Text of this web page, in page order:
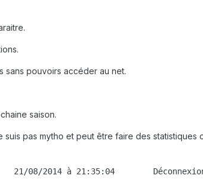
sans pouvoirs accéder au net.
saison.
pas mytho et peut être faire des statistiques
21/08/2014 à 21:35:04